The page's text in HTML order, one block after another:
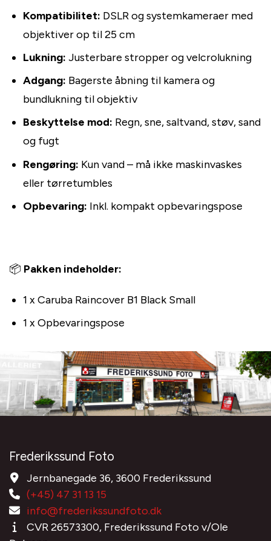
Kompatibilitet: DSLR og systemkameraer med
objektiver op til 25 cm
Lukning: Justerbare stropper og velcrolukning
Adgang: Bagerste åbning til kamera og
bundlukning til objektiv
Beskyttelse mod: Regn, sne, saltvand, støv, sand
og fugt
Rengøring: Kun vand – må ikke maskinvaskes
eller tørretumbles
Opbevaring: Inkl. kompakt opbevaringspose
📦 Pakken indeholder:
1 x Caruba Raincover B1 Black Small
1 x Opbevaringspose
Frederikssund Foto
Jernbanegade 36, 3600 Frederikssund
(+45) 47 31 13 15
info@frederikssundfoto.dk
CVR 26573300, Frederikssund Foto v/Ole